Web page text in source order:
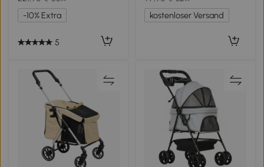
-10% Extra
5
kostenloser Versand